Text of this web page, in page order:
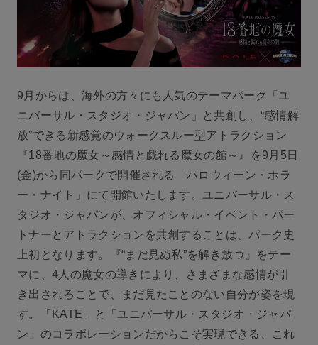
9月からは、海外の方々にも人気のテーマパーク「ユ
ニバーサル・スタジオ・ジャパン」と共創し、“感情解
放”できる新感覚のウォークスルー型アトラクション
『18番地の魔女～感情と戯れる魔女の館～』を9月5日
(金)から同パークで開催される「ハロウィーン・ホラ
ー・ナイト」にて開館いたします。ユニバーサル・ス
タジオ・ジャパンが、オフィシャル・イベント・パー
トナーとアトラクションを共創することは、パーク史
上初となります。『“まだ見ぬ私”を解き放つ』をテー
マに、4人の魔女の導きにより、さまざまな感情が引
き出されることで、まだ見たことのない自分が姿を現
す。「KATE」と「ユニバーサル・スタジオ・ジャパ
ン」のコラボレーションだからこそ実現できる、これ